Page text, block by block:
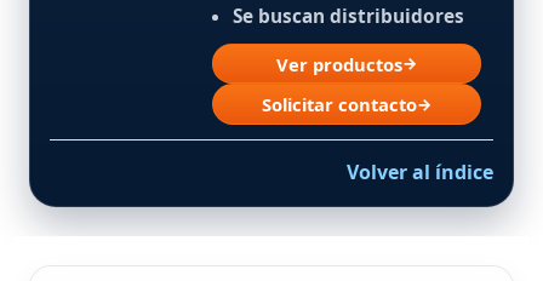
Se buscan distribuidores
Ver productos→
Solicitar contacto→
Volver al índice